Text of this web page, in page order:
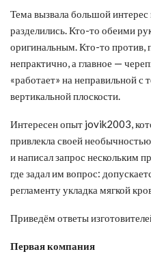
Тема вызвала большой
разделились. Кто-то обеими
оригинальным. Кто-то против,
непрактично, а главное —
«работает» на неправильной с
вертикальной плоскости.
Интересен опыт jovik2003,
привлекла своей
и написал запрос нескольким
где задал им вопрос:
регламенту укладка мягкой
Приведём ответы
Первая компания